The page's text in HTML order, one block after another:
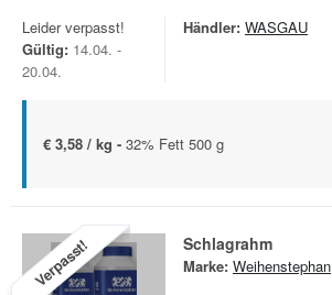
Leider verpasst!
Gültig: 14.04. -
20.04.
Händler: WASGAU
€ 3,58 / kg - 32% Fett 500 g
Verpasst! Schlagrahm
Marke: Weihenstephan